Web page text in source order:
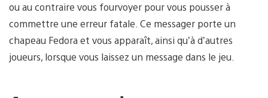
ou au contraire vous fourvoyer pour vous pousser à
commettre une erreur fatale. Ce messager porte un
chapeau Fedora et vous apparaît, ainsi qu’à d’autres
joueurs, lorsque vous laissez un message dans le jeu.